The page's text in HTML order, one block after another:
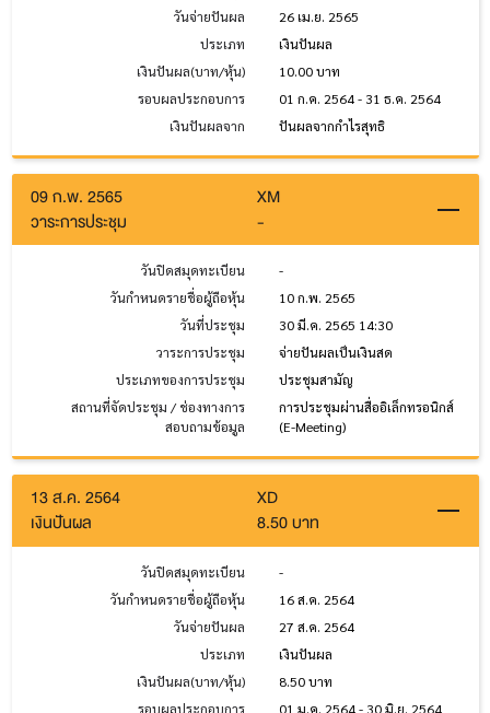
วันจ่ายปันผล
26 เม.ย. 2565
ประเภท
เงินปันผล
เงินปันผล(บาท/หุ้น)
10.00 บาท
รอบผลประกอบการ
01 ก.ค. 2564 - 31 ธ.ค. 2564
เงินปันผลจาก
ปันผลจากกำไรสุทธิ
09 ก.พ. 2565
XM
วาระการประชุม
-
วันปิดสมุดทะเบียน
-
วันกำหนดรายชื่อผู้ถือหุ้น
10 ก.พ. 2565
วันที่ประชุม
30 มี.ค. 2565 14:30
วาระการประชุม
จ่ายปันผลเป็นเงินสด
ประเภทของการประชุม
ประชุมสามัญ
สถานที่จัดประชุม / ช่องทางการ
สอบถามข้อมูล
การประชุมผ่านสื่ออิเล็กทรอนิกส์
(E-Meeting)
13 ส.ค. 2564
XD
เงินปันผล
8.50 บาท
วันปิดสมุดทะเบียน
-
วันกำหนดรายชื่อผู้ถือหุ้น
16 ส.ค. 2564
วันจ่ายปันผล
27 ส.ค. 2564
ประเภท
เงินปันผล
เงินปันผล(บาท/หุ้น)
8.50 บาท
รอบผลประกอบการ
01 ม.ค. 2564 - 30 มิ.ย. 2564